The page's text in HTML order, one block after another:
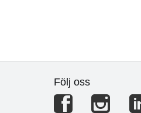
Följ oss